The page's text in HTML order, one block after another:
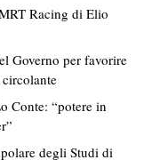
Racing di Elio
Governo per favorire
Conte: “potere in
degli Studi di